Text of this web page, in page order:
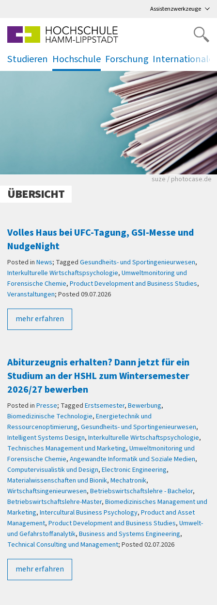
Assistenzwerkzeuge
Studieren
.
Hochschule
.
Forschung
. .
Viele Zeitungen.
suze / photocase.de
ÜBERSICHT
Volles Haus bei UFC-Tagung, GSI-Messe und
NudgeNight
Posted in News; Tagged Gesundheits- und Sportingenieurwesen,
Interkulturelle Wirtschaftspsychologie, Umweltmonitoring und
Forensische Chemie, Product Development and Business Studies,
Veranstaltungen; Posted 09.07.2026
mehr erfahren
Abiturzeugnis erhalten? Dann jetzt für ein
Studium an der HSHL zum Wintersemester
2026/27 bewerben
Posted in Presse; Tagged Erstsemester, Bewerbung,
Biomedizinische Technologie, Energietechnik und
Ressourcenoptimierung, Gesundheits- und Sportingenieurwesen,
Intelligent Systems Design, Interkulturelle Wirtschaftspsychologie,
Technisches Management und Marketing, Umweltmonitoring und
Forensische Chemie, Angewandte Informatik und Soziale Medien,
Computervisualistik und Design, Electronic Engineering,
Materialwissenschaften und Bionik, Mechatronik,
Wirtschaftsingenieurwesen, Betriebswirtschaftslehre - Bachelor,
Betriebswirtschaftslehre-Master, Biomedizinisches Management und
Marketing, Intercultural Business Psychology, Product and Asset
Management, Product Development and Business Studies, Umwelt-
und Gefahrstoffanalytik, Business and Systems Engineering,
Technical Consulting und Management; Posted 02.07.2026
mehr erfahren